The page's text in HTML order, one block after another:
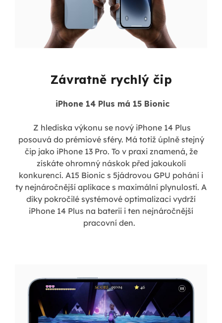
Závratně rychlý čip
iPhone 14 Plus má 15 Bionic
Z hlediska výkonu se nový iPhone 14 Plus
posouvá do prémiové sféry. Má totiž úplně stejný
čip jako iPhone 13 Pro. To v praxi znamená, že
získáte ohromný náskok před jakoukoli
konkurencí. A15 Bionic s 5jádrovou GPU pohání i
ty nejnáročnější aplikace s maximální plynulostí. A
díky pokročilé systémové optimalizaci vydrží
iPhone 14 Plus na baterii i ten nejnáročnější
pracovní den.